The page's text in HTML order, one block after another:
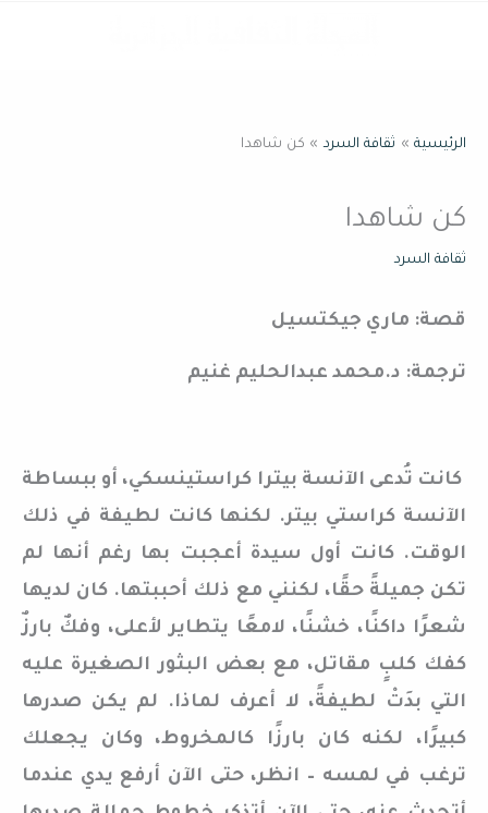
الرئيسية ثقافة السرد كن شاهدا
كن شاهدا
ثقافة السرد
قصة: ماري جيكتسيل
ترجمة: د.محمد عبدالحليم غنيم
كانت تُدعى الآنسة بيترا كراستينسكي، أو ببساطة
الآنسة كراستي بيتر. لكنها كانت لطيفة في ذلك
الوقت. كانت أول سيدة أعجبت بها رغم أنها لم
تكن جميلةً حقًا، لكنني مع ذلك أحببتها. كان لديها
شعرًا داكنًا، خشنًا، لامعًا يتطاير لأعلى، وفكٌ بارزٌ
كفك كلبٍ مقاتل، مع بعض البثور الصغيرة عليه
التي بدَتْ لطيفةً، لا أعرف لماذا. لم يكن صدرها
كبيرًا، لكنه كان بارزًا كالمخروط، وكان يجعلك
ترغب في لمسه – انظر، حتى الآن أرفع يدي عندما